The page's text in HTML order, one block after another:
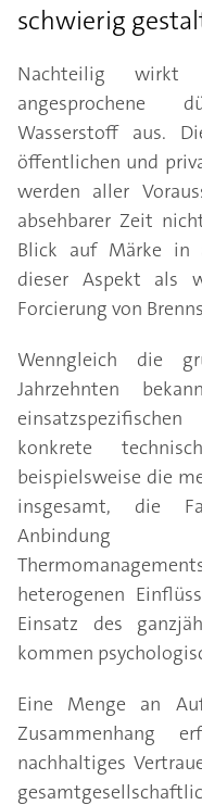
schwierig
Nachteilig
angesprochene
Wasserstoff aus.
öffentlichen und
werden aller
absehbarer Zeit
Blick auf Märke in
dieser Aspekt als
Forcierung von
Wenngleich die
Jahrzehnten
konkrete
beispielsweise die
insgesamt, die
heterogenen
Einsatz des
kommen
Eine Menge an
Zusammenhang
nachhaltiges